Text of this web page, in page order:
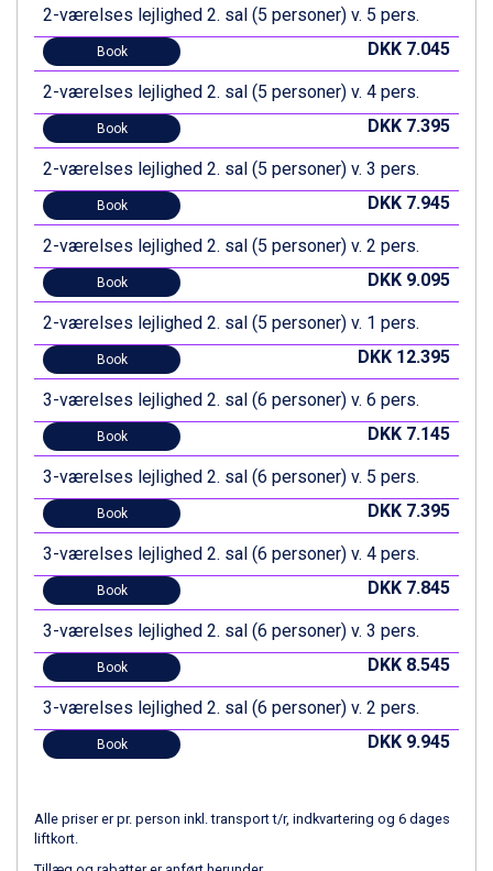
Alleghe fra DKK 5.595
Arabba fra DKK 7.045
Sauze dOulx fra DKK 4.045
La Thuile fra DKK 4.595
Val Thorens fra DKK 5.395
Cervinia fra DKK 5.295
Sölden fra DKK 8.445
Bad Hofgastein fra DKK 5.495
Passo Tonale fra DKK 3.795
Saalbach fra DKK 5.945
Champoluc fra DKK 3.795
Sestriere fra DKK 4.395
Wagrain fra DKK 4.645
Ischgl fra DKK 7.095
Fieberbrunn fra DKK 6.145
St. Anton fra DKK 7.245
Zell am See fra DKK 4.095
Canazei fra DKK 4.745
Livigno fra DKK 4.145
Ponte di Legno fra DKK 4.745
Bad Gastein fra DKK 4.195
Alleghe fra DKK 5.595
Arabba fra DKK 7.045
Sauze dOulx fra DKK 4.045
La Thuile fra DKK 4.595
Val Thorens fra DKK 5.395
Cervinia fra DKK 5.295
Sölden fra DKK 8.445
Bad Hofgastein fra DKK 5.495
Passo Tonale fra DKK 3.795
Saalbach fra DKK 5.945
Champoluc fra DKK 3.795
Wagrain fra DKK 4.645
Ischgl fra DKK 7.095
Fieberbrunn fra DKK 6.145
2-værelses lejlighed 2. sal (5 personer) v. 5 pers.
Book DKK 7.045
2-værelses lejlighed 2. sal (5 personer) v. 4 pers.
Book DKK 7.395
2-værelses lejlighed 2. sal (5 personer) v. 3 pers.
Book DKK 7.945
2-værelses lejlighed 2. sal (5 personer) v. 2 pers.
Book DKK 9.095
2-værelses lejlighed 2. sal (5 personer) v. 1 pers.
Book DKK 12.395
3-værelses lejlighed 2. sal (6 personer) v. 6 pers.
Book DKK 7.145
3-værelses lejlighed 2. sal (6 personer) v. 5 pers.
Book DKK 7.395
3-værelses lejlighed 2. sal (6 personer) v. 4 pers.
Book DKK 7.845
3-værelses lejlighed 2. sal (6 personer) v. 3 pers.
Book DKK 8.545
3-værelses lejlighed 2. sal (6 personer) v. 2 pers.
Book DKK 9.945
Alle priser er pr. person inkl. transport t/r, indkvartering og 6 dages
liftkort.